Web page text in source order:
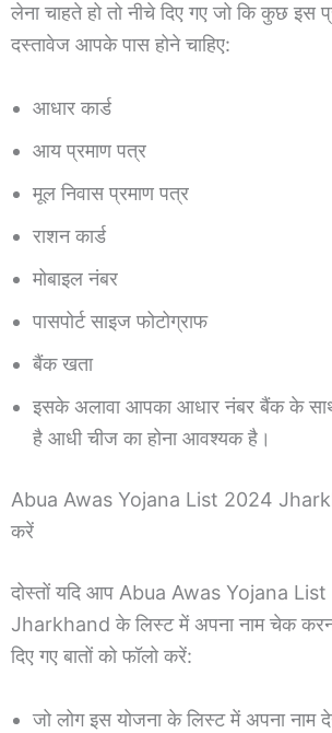
लेना चाहते हो तो नीचे दिए गए जो कि कुछ इस
दस्तावेज आपके पास होने चाहिए:
आधार कार्ड
आय प्रमाण पत्र
मूल निवास प्रमाण पत्र
राशन कार्ड
मोबाइल नंबर
पासपोर्ट साइज फोटोग्राफ
बैंक खता
इसके अलावा आपका आधार नंबर बैंक के साथ
है आधी चीज का होना आवश्यक है।
Abua Awas Yojana List 2024
करें
दोस्तों यदि आप Abua Awas Yojana
Jharkhand के लिस्ट में अपना नाम चेक करना
दिए गए बातों को फॉलो करें:
जो लोग इस योजना के लिस्ट में अपना नाम